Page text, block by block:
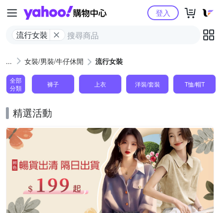
Yahoo購物中心
流行女裝
登入
女裝/男裝/牛仔休閒 流行女裝
全部
分類
褲子 上衣 洋裝/套裝 T恤/帽T
精選活動